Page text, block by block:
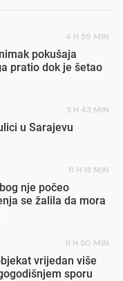
4 H 59 MIN
pokušaja
pratio dok je šetao
3 H 43 MIN
u Sarajevu
11 H 15 MIN
nje počeo
se žalila da mora
11 H 50 MIN
vrijedan više
sporu